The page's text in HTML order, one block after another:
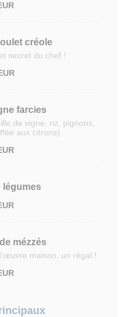
créole
secret du chef !
farcies
de vigne, riz, pignons,
aux citrons)
légumes
mézzés
maison, un régal !